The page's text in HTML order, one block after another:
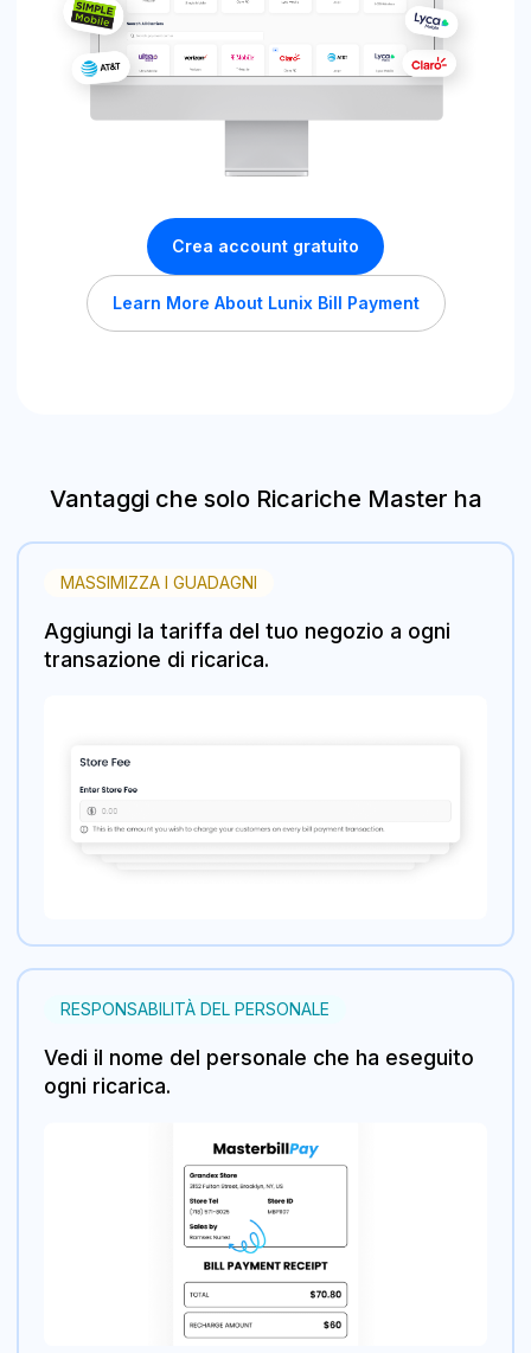
Crea account gratuito
Learn More About Lunix Bill Payment
Vantaggi che solo Ricariche Master ha
MASSIMIZZA I GUADAGNI
Aggiungi la tariffa del tuo negozio a ogni
transazione di ricarica.
RESPONSABILITÀ DEL PERSONALE
Vedi il nome del personale che ha eseguito
ogni ricarica.